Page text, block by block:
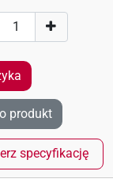
produkt
specyfikację